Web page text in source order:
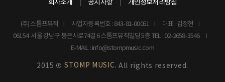
회사소개 공지사항 개인정보처리방침
(주) 스톰프뮤직 사업자등록번호 : 843-81-00051
대표 : 김정현
06154 서울 강남구 봉은사로74길 6 스톰프뮤직빌딩 5층 TEL : 02-2658-3546
E-MAIL : info@stompmusic.com
2015 © STOMP MUSIC. All rights reserved.